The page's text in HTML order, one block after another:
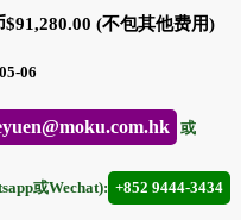
(不包其他费用)
05-06
或
或Wechat): +852 9444-3434